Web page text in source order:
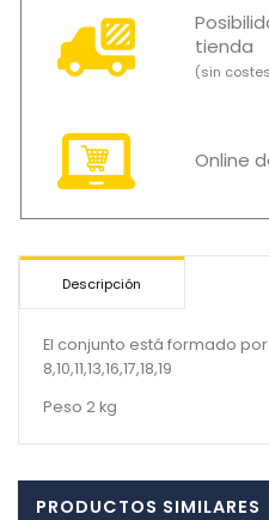
tienda
(sin
Online
Descripción
El conjunto está formado
8,10,11,13,16,17,18,19
Peso 2 kg
PRODUCTOS SIMILARES